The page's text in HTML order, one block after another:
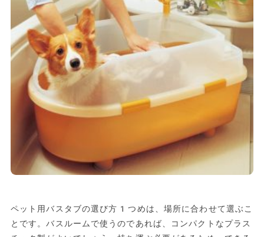
ペット用バスタブの選び方1つめは、場所に合わせて選ぶこ
とです。バスルームで使うのであれば、コンパクトなプラス